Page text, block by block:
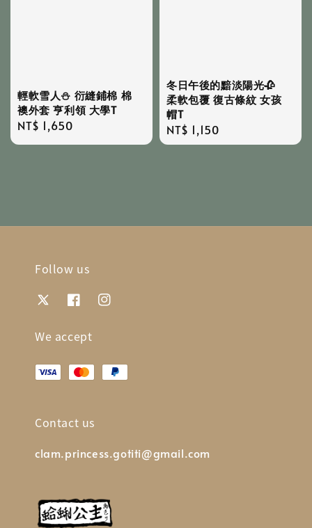
輕軟雪人⛄️ 衍縫鋪棉 棉
襖外套 亨利領 大學T
Regular
price
NT$ 1,650
冬日午後的黯淡陽光🥀
柔軟包覆 復古條紋 女孩
帽T
Regular
price
NT$ 1,150
Follow us
We accept
Contact us
clam.princess.gotiti@gmail.com